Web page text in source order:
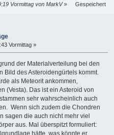
Vormittag von MarkV» Gespeichert
Vormittag »
der Materialverteilung bei den
Bild des Asteroidengürtels kommt.
als Meteorit ankommen,
(Vesta). Das ist ein Asteroid von
sehr wahrscheinlich auch
Wenn sich zudem die Chondren
sagen die auch nicht mehr viel
aus. Mal überspitzt formuliert:
hätte, was könnte er